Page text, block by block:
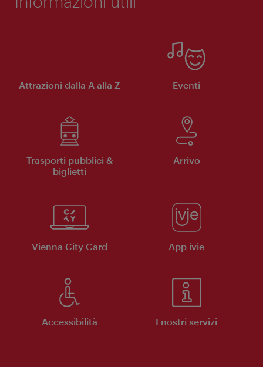
Attrazioni dalla A alla Z Eventi
Trasporti pubblici &
biglietti
Arrivo
Vienna City Card App ivie
Accessibilità I nostri servizi